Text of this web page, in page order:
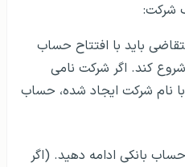
شرکت:
باید با افتتاح حساب
کند. اگر شرکت نامی
با نام شرکت ایجاد شده، حساب
حساب بانکی ادامه دهید. (اگر